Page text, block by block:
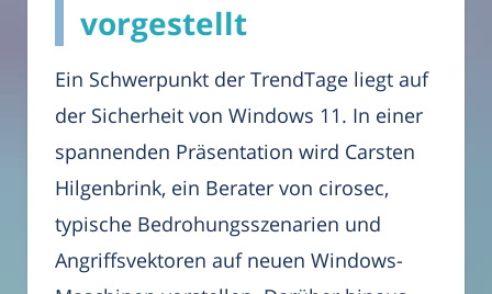
vorgestellt
Ein Schwerpunkt der TrendTage liegt auf
der Sicherheit von Windows 11. In einer
spannenden Präsentation wird Carsten
Hilgenbrink, ein Berater von cirosec,
typische Bedrohungsszenarien und
Angriffsvektoren auf neuen Windows-